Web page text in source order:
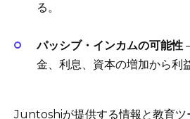
る。
パッシブ・インカムの可能性
金、利息、資本の増加から利
Juntoshiが提供する情報と教育ツ